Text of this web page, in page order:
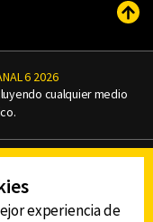
6 2026
cualquier medio
experiencia de